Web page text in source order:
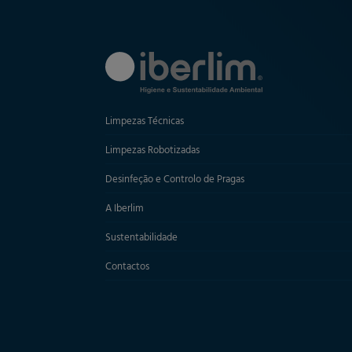
Limpezas Técnicas
Limpezas Robotizadas
Desinfeção e Controlo de Pragas
A Iberlim
Sustentabilidade
Contactos